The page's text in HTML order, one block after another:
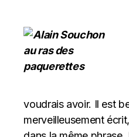
voudrais avoir. Il est
merveilleusement